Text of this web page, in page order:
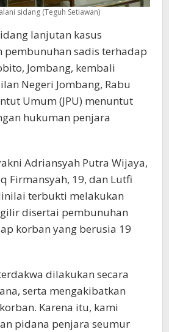
sidang (Teguh Setiawan)
lanjutan kasus
pembunuhan sadis terhadap
Jombang, kembali
Negeri Jombang, Rabu
Umum (JPU) menuntut
hukuman penjara
Adriansyah Putra Wijaya,
Firmansyah, 19, dan Lutfi
terbukti melakukan
disertai pembunuhan
korban yang berusia 19
dilakukan secara
serta mengakibatkan
Karena itu, kami
pidana penjara seumur